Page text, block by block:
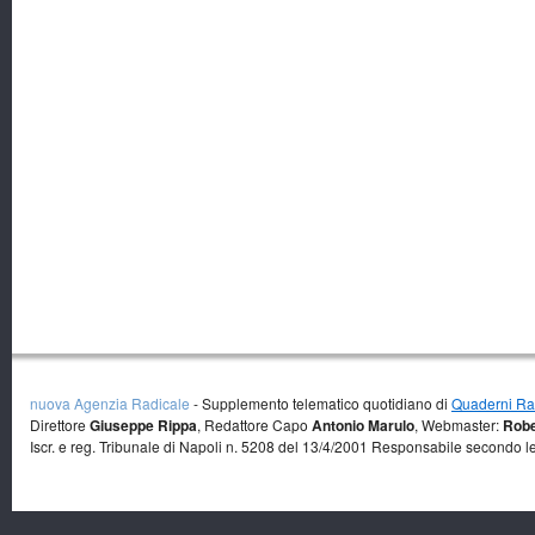
nuova Agenzia Radicale - Supplemento telematico quotidiano di Quaderni
Direttore Giuseppe Rippa, Redattore Capo Antonio Marulo, Webmaster:
Iscr. e reg. Tribunale di Napoli n. 5208 del 13/4/2001 Responsabile secondo